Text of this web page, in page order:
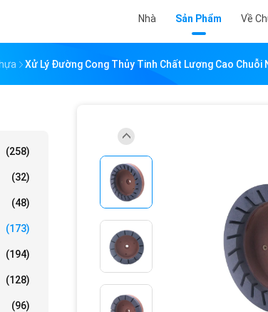
Nhà Sản Phẩm Về
Xử Lý Đường Cong Thủy Tinh Chất Lượng Cao Chuỗi
(258)
(32)
(48)
(173)
(194)
(128)
(96)